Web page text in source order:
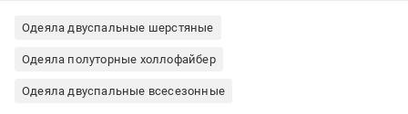
Одеяла двуспальные шерстяные
Одеяла полуторные холлофайбер
Одеяла двуспальные всесезонные